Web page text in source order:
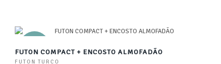
FUTON COMPACT + ENCOSTO ALMOFADÃO
FUTON TURCO